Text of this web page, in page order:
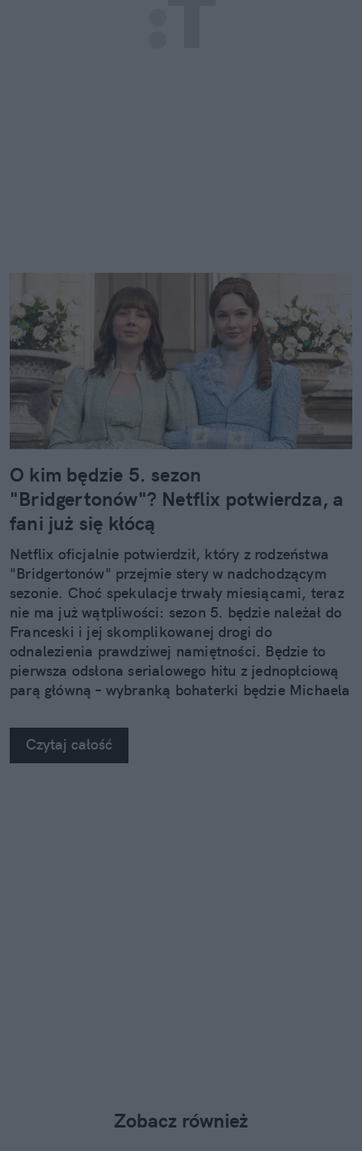
O kim będzie 5. sezon
"Bridgertonów"? Netflix potwierdza, a
fani już się kłócą
Netflix oficjalnie potwierdził, który z rodzeństwa
"Bridgertonów" przejmie stery w nadchodzącym
sezonie. Choć spekulacje trwały miesiącami, teraz
nie ma już wątpliwości: sezon 5. będzie należał do
Franceski i jej skomplikowanej drogi do
odnalezienia prawdziwej namiętności. Będzie to
pierwsza odsłona serialowego hitu z jednopłciową
parą główną – wybranką bohaterki będzie Michaela
Czytaj całość
Zobacz również